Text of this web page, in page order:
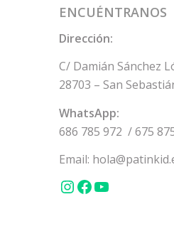
ENCUÉNTRANOS
Dirección:
C/ Damián Sánchez
28703 – San
WhatsApp:
686 785 972 /675
Email: